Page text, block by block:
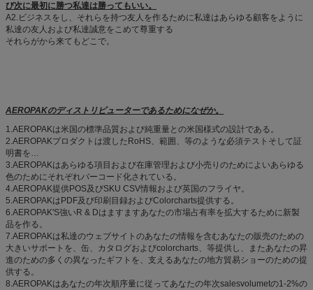
び次に最初に勝つ私達は勝ってもいい。
A2.ビジネスをし、それらを持つ友人を作るために私達はあらゆる顧客をように
私達の友人および私達誠意をこめて尊重する
それらがから来てもどこで。
AEROPAKのディストリビューターであるためになぜか。
1.AEROPAKは米国の標準品質および純重量との米国様式の設計である。
2.AEROPAKプロダクトは渡したRoHS、範囲、等のような必須テストそして証
明書を…
3.AEROPAKはあらゆる項目および在庫管理および小売りのためによいあらゆる
色のためにそれぞれバーコード化されている。
4.AEROPAK提供POS及びSKU CSV情報および英国のフライヤ。
5.AEROPAKはPDF及び印刷目録およびColorcharts提供する。
6.AEROPAK'S強いR & Dはますますあなたの市場占有率を拡大するために新製
品を作る。
7.AEROPAKは私達のウェブサイトのあなたの情報を含むあなたの販売のための
大きいサポートを、缶、カタログおよびcolorcharts、等提供し、またあなたの昇
進のための多くの異なったギフトを、支えるあなたの地方貿易ショーのための提
供する。
8.AEROPAKはあなたの年次順序量に従ってあなたの年次salesvolumetの1-2%の